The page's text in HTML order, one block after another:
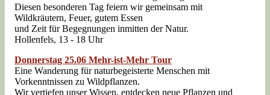
Diesen besonderen Tag feiern wir gemeinsam mit
Wildkräutern, Feuer, gutem Essen
und Zeit für Begegnungen inmitten der Natur.
Hollenfels, 13 - 18 Uhr
Donnerstag 25.06 Mehr-ist-Mehr Tour
Eine Wanderung für naturbegeisterte Menschen mit
Vorkenntnissen zu Wildpflanzen.
Wir vertiefen unser Wissen, entdecken neue Pflanzen und